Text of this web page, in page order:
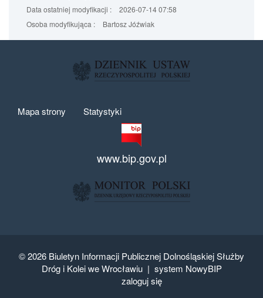
Data ostatniej modyfikacji :
2026-07-14 07:58
Osoba modyfikująca :
Bartosz Jóźwiak
Mapa strony Statystyki
www.bip.gov.pl
© 2026 Biuletyn Informacji Publicznej Dolnośląskiej Służby
Dróg i Kolei we Wrocławiu | system NowyBIP
zaloguj się